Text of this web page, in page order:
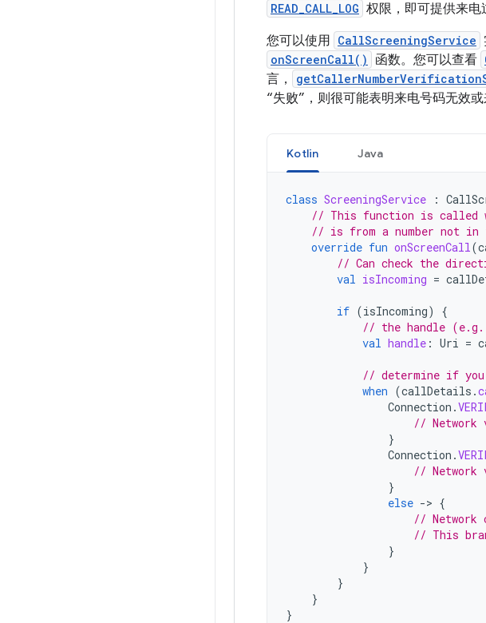
READ_CALL_LOG 权限，即可提供来电
您可以使用 CallScreeningService
onScreenCall() 函数。您可以查看
言，
“失败”，则很可能表明来电号码无效或
Kotlin Java
class ScreeningService :
// This function is called
// is from a number not
override fun onScreenCall(
// Can check the
val isIncoming =
if (isIncoming)
{
// the handle (e.g.
val handle : Uri =
// determine if
when (callDetails .
Connection .
//
}
Connection .
//
}
else -> {
// Network
// This
}
}
}
}
}